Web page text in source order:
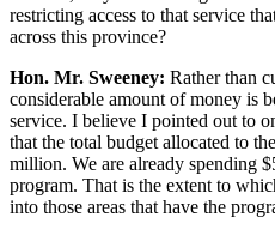
restricting access to that service
across this province?
Hon. Mr. Sweeney: Rather than
considerable amount of money is
service. I believe I pointed out to
that the total budget allocated to
million. We are already spending
program. That is the extent to
into those areas that have the